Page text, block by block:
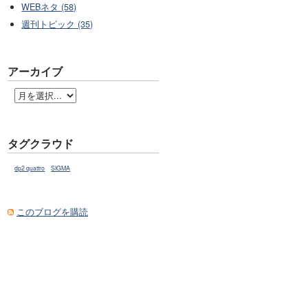
WEBネタ (58)
週刊トピック (35)
アーカイブ
タグクラウド
dp2 quattro SIGMA
このブログを購読